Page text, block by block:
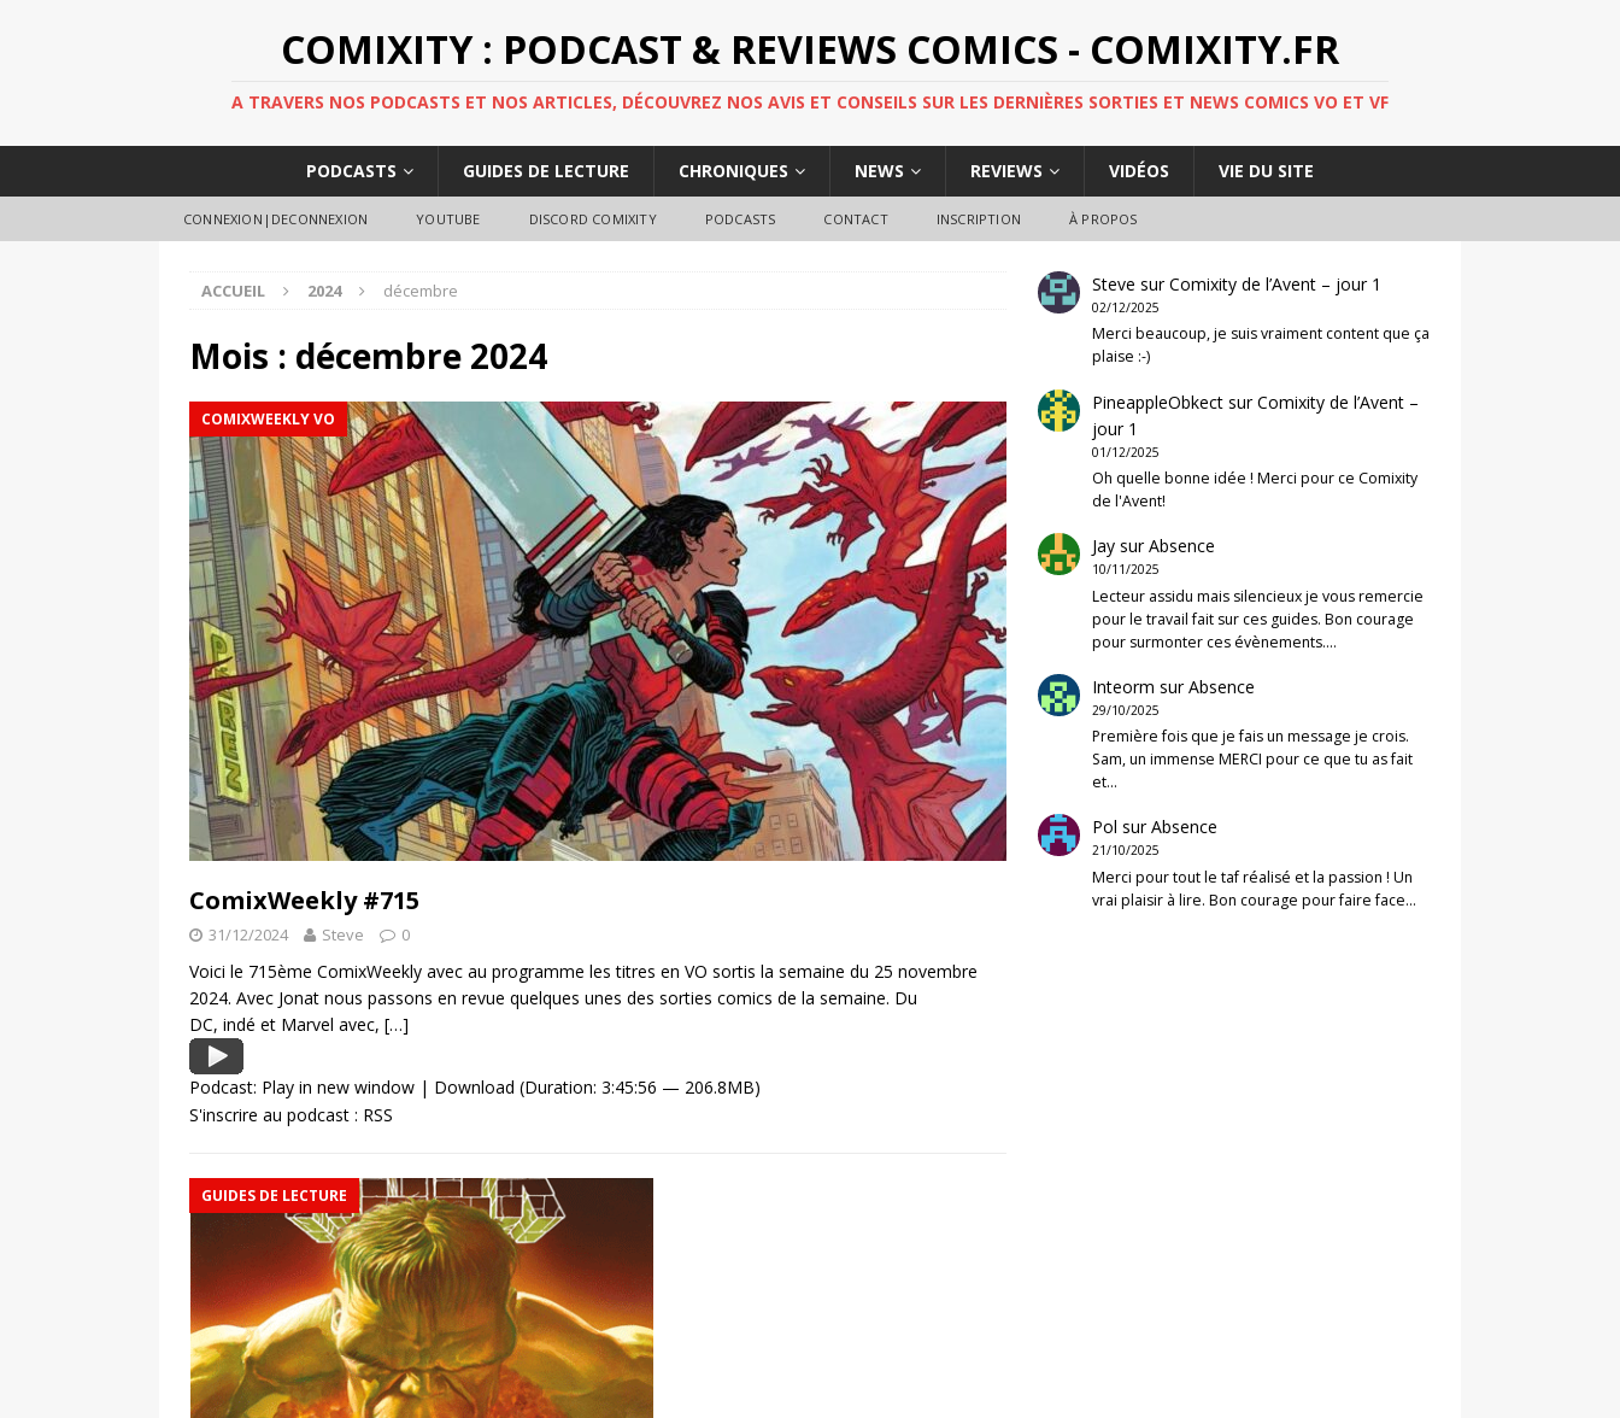
COMIXITY : PODCAST & REVIEWS COMICS - COMIXITY.FR
A TRAVERS NOS PODCASTS ET NOS ARTICLES, DÉCOUVREZ NOS AVIS ET CONSEILS SUR LES DERNIÈRES SORTIES ET NEWS COMICS VO ET VF
PODCASTS GUIDES DE LECTURE CHRONIQUES NEWS REVIEWS VIDÉOS VIE DU SITE
CONNEXION|DECONNEXION YOUTUBE DISCORD COMIXITY PODCASTS CONTACT INSCRIPTION À PROPOS
ACCUEIL 2024 décembre
Mois : décembre 2024
COMIXWEEKLY VO
ComixWeekly #715
31/12/2024 Steve 0
Voici le 715ème ComixWeekly avec au programme les titres en VO sortis la semaine du 25 novembre
2024. Avec Jonat nous passons en revue quelques unes des sorties comics de la semaine. Du
DC, indé et Marvel avec, […]
Podcast: Play in new window | Download (Duration: 3:45:56 — 206.8MB)
S'inscrire au podcast : RSS
GUIDES DE LECTURE
Steve surComixity de l’Avent – jour 1
02/12/2025
Merci beaucoup, je suis vraiment content que ça
plaise :-)
PineappleObkect surComixity de l’Avent –
jour 1
01/12/2025
Oh quelle bonne idée ! Merci pour ce Comixity
de l'Avent!
Jay surAbsence
10/11/2025
Lecteur assidu mais silencieux je vous remercie
pour le travail fait sur ces guides. Bon courage
pour surmonter ces évènements.…
Inteorm surAbsence
29/10/2025
Première fois que je fais un message je crois.
Sam, un immense MERCI pour ce que tu as fait
et…
Pol surAbsence
21/10/2025
Merci pour tout le taf réalisé et la passion ! Un
vrai plaisir à lire. Bon courage pour faire face…